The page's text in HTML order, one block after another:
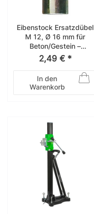
Eibenstock Ersatzdübel
M 12, Ø 16 mm für
Beton/Gestein –
35722000
2,49 € *
In den
Warenkorb